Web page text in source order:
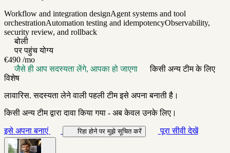
Workflow and integration designAgent systems and tool
orchestrationAutomation testing and idempotencyObservability,
security review, and rollback
बोली
पर पहुंच योग्य
€490 /mo
जैसे ही आप सदस्यता लेंगे, आपका हो जाएगा
किसी अन्य टीम के लिए
विशेष
लावारिस. सदस्यता लेने वाली पहली टीम इसे अपना बनाती है।
किसी अन्य टीम द्वारा दावा किया गया - अब केवल उनके लिए।
इसे अपना बनाएं रिहा होने पर मुझे सूचित करें पूरा सीवी देखें